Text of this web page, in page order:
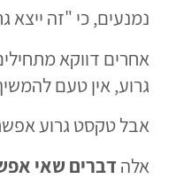
נמנעים, כי "זה ייצא
אחרים דווקא
גרוע, אין טעם
אבל טקסט גרוע
אלה דברים שאי